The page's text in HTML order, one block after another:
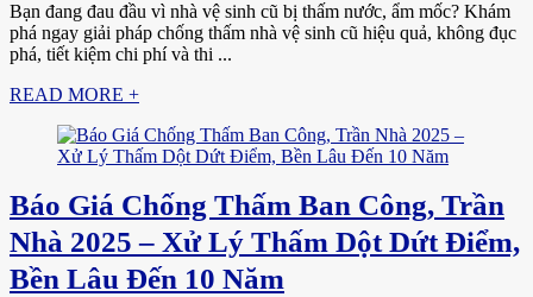
Bạn đang đau đầu vì nhà vệ sinh cũ bị thấm nước, ẩm mốc? Khám
phá ngay giải pháp chống thấm nhà vệ sinh cũ hiệu quả, không đục
phá, tiết kiệm chi phí và thi ...
READ MORE +
Báo Giá Chống Thấm Ban Công, Trần
Nhà 2025 – Xử Lý Thấm Dột Dứt Điểm,
Bền Lâu Đến 10 Năm